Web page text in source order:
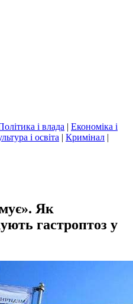
і влада | Економіка і
і освіта | Кримінал |
Як
гастроптоз у